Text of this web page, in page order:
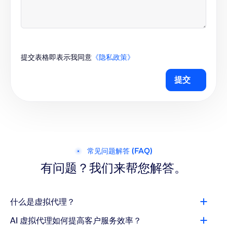
提交表格即表示我同意 《隐私政策》
提交
常见问题解答 (FAQ)
有问题？我们来帮您解答。
什么是虚拟代理？
AI 虚拟代理如何提高客户服务效率？